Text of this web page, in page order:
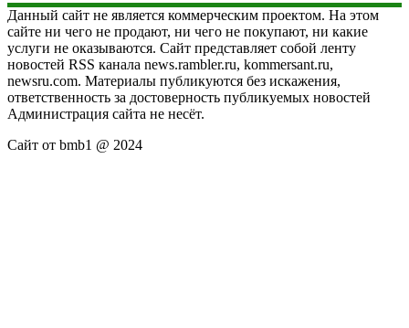
Данный сайт не является коммерческим проектом. На этом
сайте ни чего не продают, ни чего не покупают, ни какие
услуги не оказываются. Сайт представляет собой ленту
новостей RSS канала news.rambler.ru, kommersant.ru,
newsru.com. Материалы публикуются без искажения,
ответственность за достоверность публикуемых новостей
Администрация сайта не несёт.
Сайт от bmb1 @ 2024